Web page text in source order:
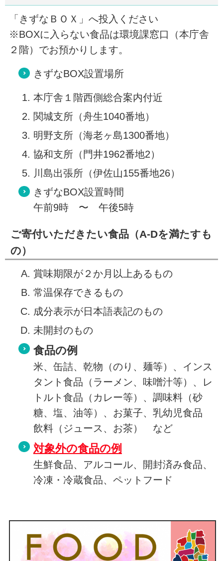
「きずなＢＯＸ」へ投入ください
※BOXに入らない食品は環境課窓口（本庁舎
２階）でお預かりします。
きずなBOX設置場所
本庁舎１階西側総合案内付近
関城支所（舟生1040番地）
明野支所（海老ヶ島1300番地）
協和支所（門井1962番地2）
川島出張所（伊佐山155番地26）
きずなBOX設置時間
午前9時 〜 午後5時
ご寄付いただきたい食品（A-Dを満たすも
の）
賞味期限が２か月以上あるもの
常温保存できるもの
成分表示が日本語表記のもの
未開封のもの
食品の例
米、缶詰、乾物（のり、麺等）、インス
タント食品（ラーメン、味噌汁等）、レ
トルト食品（カレー等）、調味料（砂
糖、塩、油等）、お菓子、乳幼児食品
飲料（ジュース、お茶） など
対象外の食品の例
生鮮食品、アルコール、開封済み食品、
冷凍・冷蔵食品、ペットフード